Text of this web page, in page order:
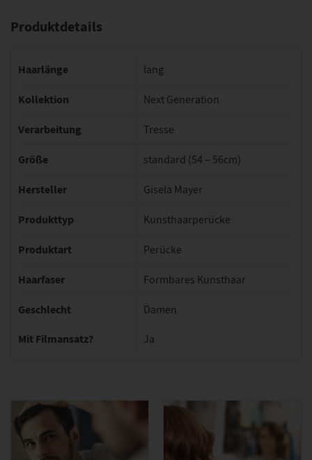
Produktdetails
Haarlänge lang
Kollektion Next Generation
Verarbeitung Tresse
Größe standard (54 – 56cm)
Hersteller Gisela Mayer
Produkttyp Kunsthaarperücke
Produktart Perücke
Haarfaser Formbares Kunsthaar
Geschlecht Damen
Mit Filmansatz? Ja